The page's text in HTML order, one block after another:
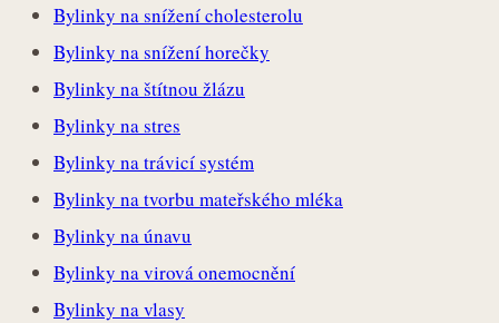
Bylinky na snížení cholesterolu
Bylinky na snížení horečky
Bylinky na štítnou žlázu
Bylinky na stres
Bylinky na trávicí systém
Bylinky na tvorbu mateřského mléka
Bylinky na únavu
Bylinky na virová onemocnění
Bylinky na vlasy